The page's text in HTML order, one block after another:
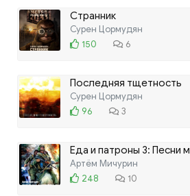
Странник
Сурен Цормудян
150
6
Последняя тщетность
Сурен Цормудян
96
3
Еда и патроны 3: Песни
Артём Мичурин
248
10